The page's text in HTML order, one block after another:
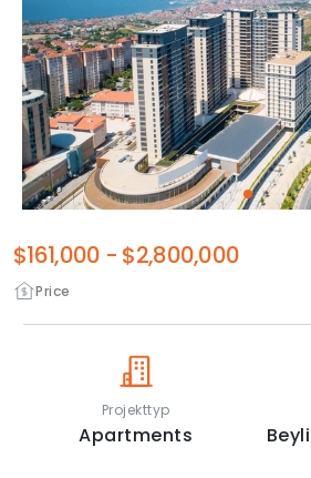
Price
$161,000 - $2,800,000
Projekttyp
Apartments